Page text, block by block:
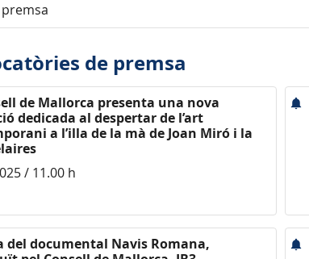
de premsa
de Mallorca presenta una nova
dedicada al despertar de l’art
a l’illa de la mà de Joan Miró i la
/ 11.00 h
del documental Navis Romana,